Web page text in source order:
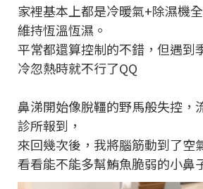
家裡基本上都是冷暖氣+除濕機
維持恆溫恆濕。
平常都還算控制的不錯，但遇到
冷忽熱時就不行了QQ
鼻涕開始像脫韁的野馬般失控，
診所報到，
來回幾次後，我將腦筋動到了空
看看能不能多幫鮪魚脆弱的小鼻